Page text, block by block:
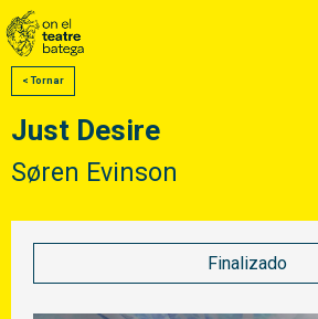
< Tornar
Just Desire
Søren Evinson
Finalizado